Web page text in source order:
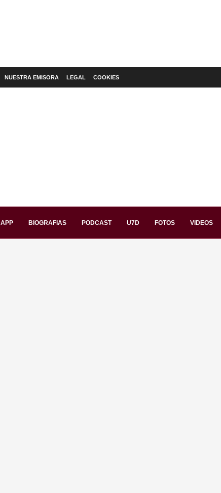
NUESTRA EMISORA LEGAL COOKIES
APP BIOGRAFIAS PODCAST U7D FOTOS VIDEOS